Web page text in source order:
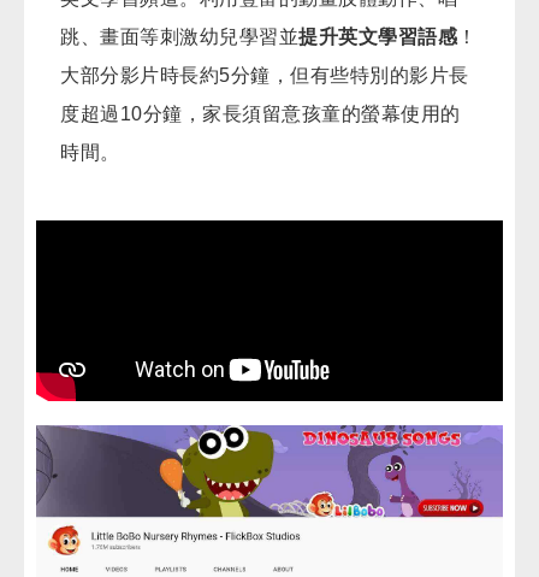
跳、畫面等刺激幼兒學習並提升英文學習語感 ！
大部分影片時長約5分鐘，但有些特別的影片長
度超過10分鐘，家長須留意孩童的螢幕使用的
時間。